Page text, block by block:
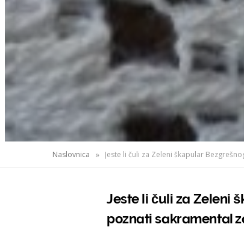
Naslovnica »
Jeste li čuli za Zeleni
poznati sakramental